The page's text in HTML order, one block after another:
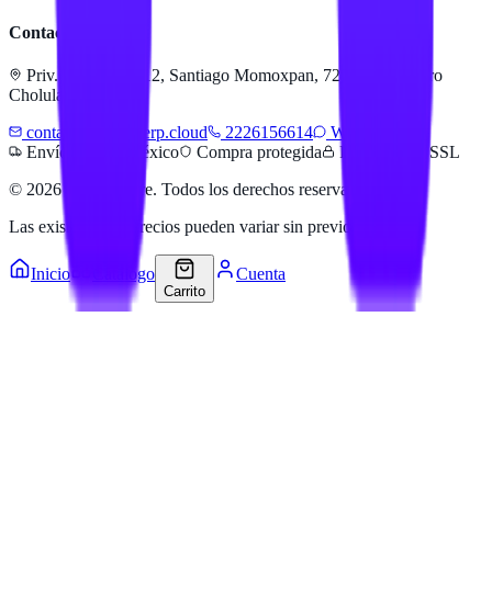
Contacto
Priv. Alejandra 512, Santiago Momoxpan, 72775 San Pedro
Cholula, Pue.
contacto@hailanerp.cloud
2226156614
WhatsApp
Envíos a todo México
Compra protegida
Pago seguro SSL
© 2026 Hailan Store. Todos los derechos reservados.
Las existencias y precios pueden variar sin previo aviso.
Inicio Catálogo
Carrito
Cuenta